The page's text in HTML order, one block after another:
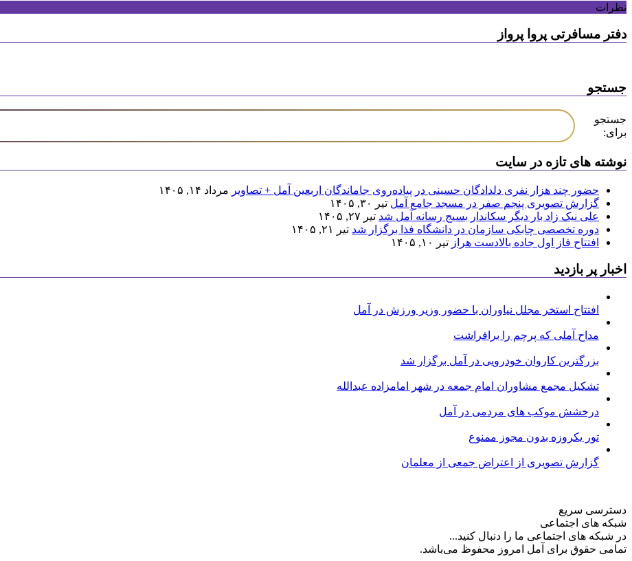
نظرات
دفتر مسافرتی پروا پرواز
جستجو
جستجو
برای:
نوشته های تازه در سایت
حضور چند هزار نفری دلدادگان حسینی در پیاده‌روی جاماندگان اربعین آمل + تصاویر مرداد ۱۴, ۱۴۰۵
گزارش تصویری پنجم صفر در مسجد جامع آمل تیر ۳۰, ۱۴۰۵
علی نیک زاد بار دیگر سکاندار بسیج رسانه آمل شد تیر ۲۷, ۱۴۰۵
دوره تخصصی چابکی سازمان در دانشگاه فذا برگزار شد تیر ۲۱, ۱۴۰۵
افتتاح فاز اول جاده بالادست هراز تیر ۱۰, ۱۴۰۵
اخبار پر بازدید
افتتاح استخر مجلل نیاوران با حضور وزیر ورزش در آمل
مداح آملی که پرچم را برافراشت
بزرگترین کاروان خودرویی در آمل برگزار شد
تشکیل مجمع مشاوران امام جمعه در شهر امامزاده عبدالله
درخشش موکب های مردمی در آمل
تور یکروزه بدون مجوز ممنوع
گزارش تصویری از اعتراض جمعی از معلمان
دسترسی سریع
شبکه های اجتماعی
در شبکه های اجتماعی ما را دنبال کنید...
تمامی حقوق برای آمل امروز محفوظ می‌باشد.